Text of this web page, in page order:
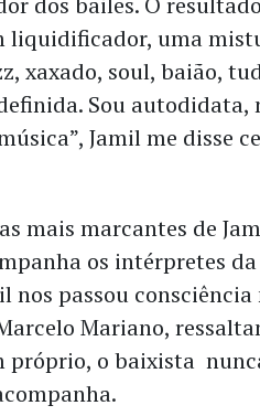
liquidificador, uma
xaxado, soul, baião,
Sou autodidata,
Jamil me disse
mais marcantes de
os intérpretes da
nos passou
Mariano,
próprio, o baixista